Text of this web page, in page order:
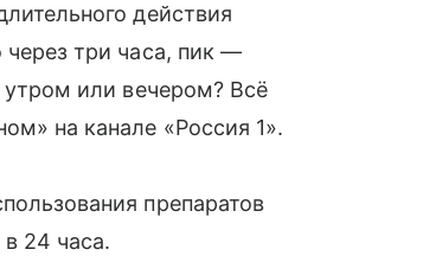
действия
через три часа, пик —
или вечером? Всё
на канале «Россия 1».
препаратов
24 часа.